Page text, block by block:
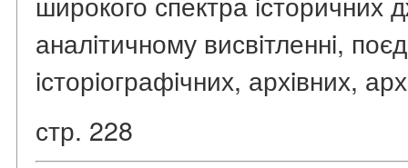
аналiтичному висвiтленнi,
iсторiографiчних, архiвних,
стр. 228